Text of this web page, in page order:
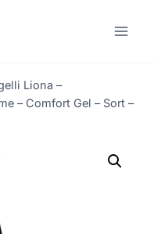
Liona –
– Comfort Gel – Sort –